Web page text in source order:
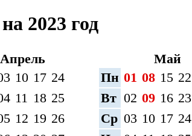
2023 год
Апрель
10 17 24
11 18 25
12 19 26
Май
Пн 01 08 15 22
Вт 02 09 16 23
Ср 03 10 17 24